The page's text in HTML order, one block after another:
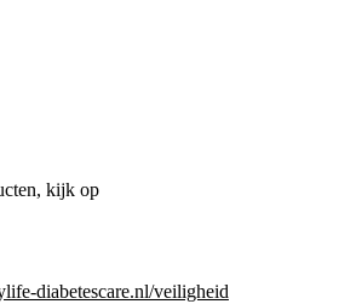
kijk op
diabetescare.nl/veiligheid